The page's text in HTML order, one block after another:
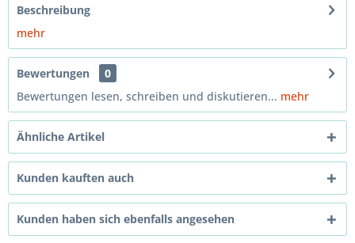
Beschreibung
mehr
Bewertungen
0
Bewertungen lesen, schreiben und diskutieren... mehr
Ähnliche Artikel
Kunden kauften auch
Kunden haben sich ebenfalls angesehen